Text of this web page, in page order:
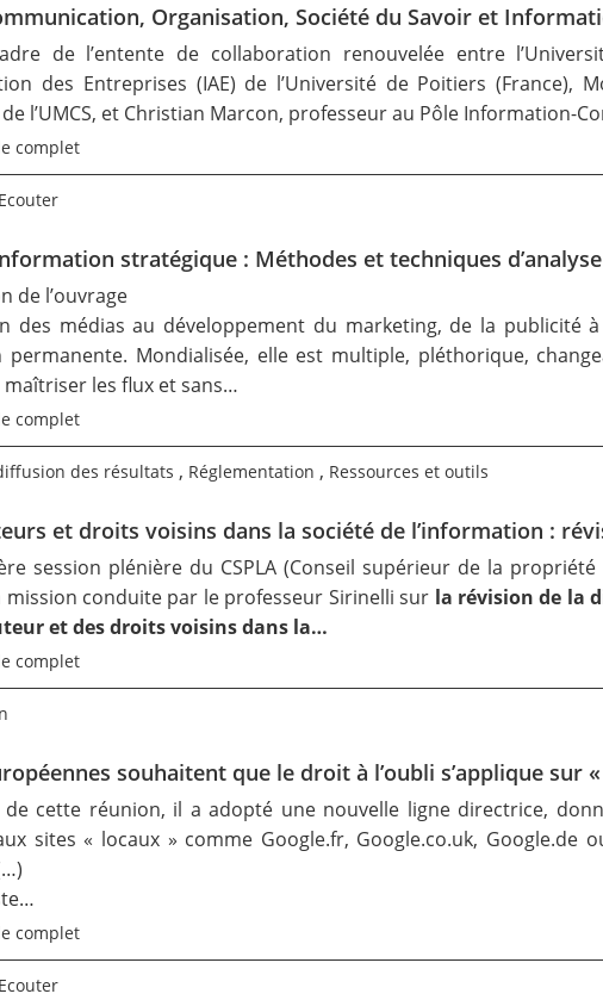
Organisation, Société du Savoir et
de l’entente de collaboration renouvelée entre
des Entreprises (IAE) de l’Université de Poitiers
l’UMCS, et Christian Marcon, professeur au Pôle Information-
complet
stratégique : Méthodes et techniques d’analyse
de l’ouvrage
des médias au développement du marketing, de la publicité
permanente. Mondialisée, elle est multiple, pléthorique,
maîtriser les flux et sans…
complet
des résultats , Réglementation , Ressources et outils
et droits voisins dans la société de l’information :
session plénière du CSPLA (Conseil supérieur de la
conduite par le professeur Sirinellisur la révision de la
et des droits voisins dans la…
complet
souhaitent que le droit à l’oubli s’applique sur
de cette réunion, il a adopté une nouvelle ligne directrice,
sites « locaux » comme Google.fr, Google.co.uk,
complet